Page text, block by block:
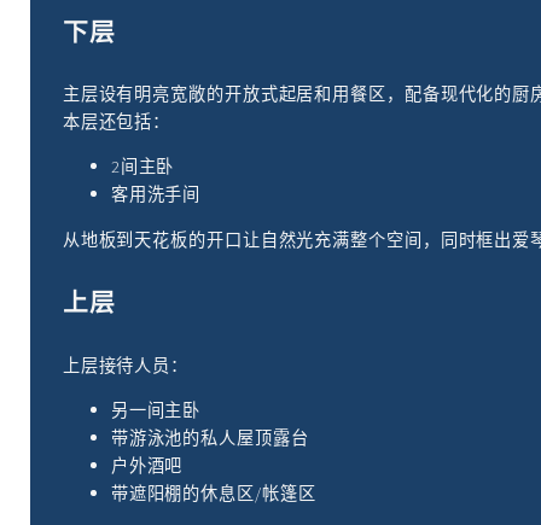
下层
主层设有明亮宽敞的开放式起居和用餐区，配备现代化的
本层还包括：
2间主卧
客用洗手间
从地板到天花板的开口让自然光充满整个空间，同时框出爱
上层
上层接待人员：
另一间主卧
带游泳池的私人屋顶露台
户外酒吧
带遮阳棚的休息区/帐篷区